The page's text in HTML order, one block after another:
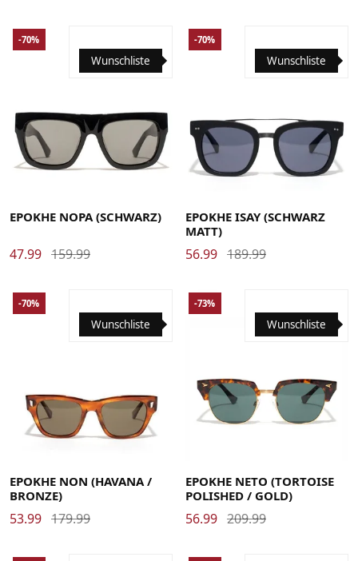
Wunschliste
-70%
EPOKHE NOPA (SCHWARZ)
47.99 159.99
Wunschliste
-70%
EPOKHE ISAY (SCHWARZ
MATT)
56.99 189.99
Wunschliste
-70%
EPOKHE NON (HAVANA /
BRONZE)
53.99 179.99
Wunschliste
-73%
EPOKHE NETO (TORTOISE
POLISHED / GOLD)
56.99 209.99